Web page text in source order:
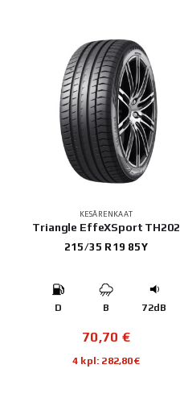
KESÄRENKAAT
Triangle EffeXSport TH202
215/35 R19 85Y
D B 72dB
70,70 €
4 kpl: 282,80€